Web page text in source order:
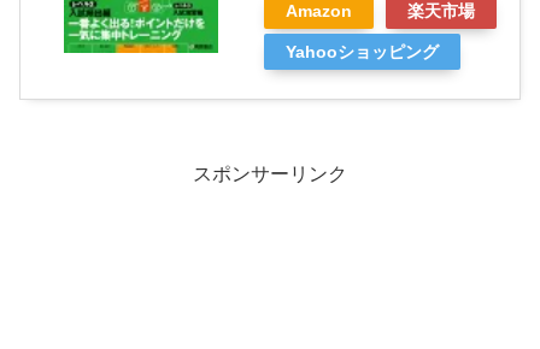
Amazon 楽天市場
Yahooショッピング
スポンサーリンク